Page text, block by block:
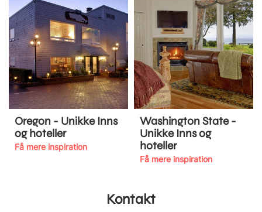
Oregon - Unikke Inns
og hoteller
Få mere inspiration
Washington State -
Unikke Inns og
hoteller
Få mere inspiration
Kontakt